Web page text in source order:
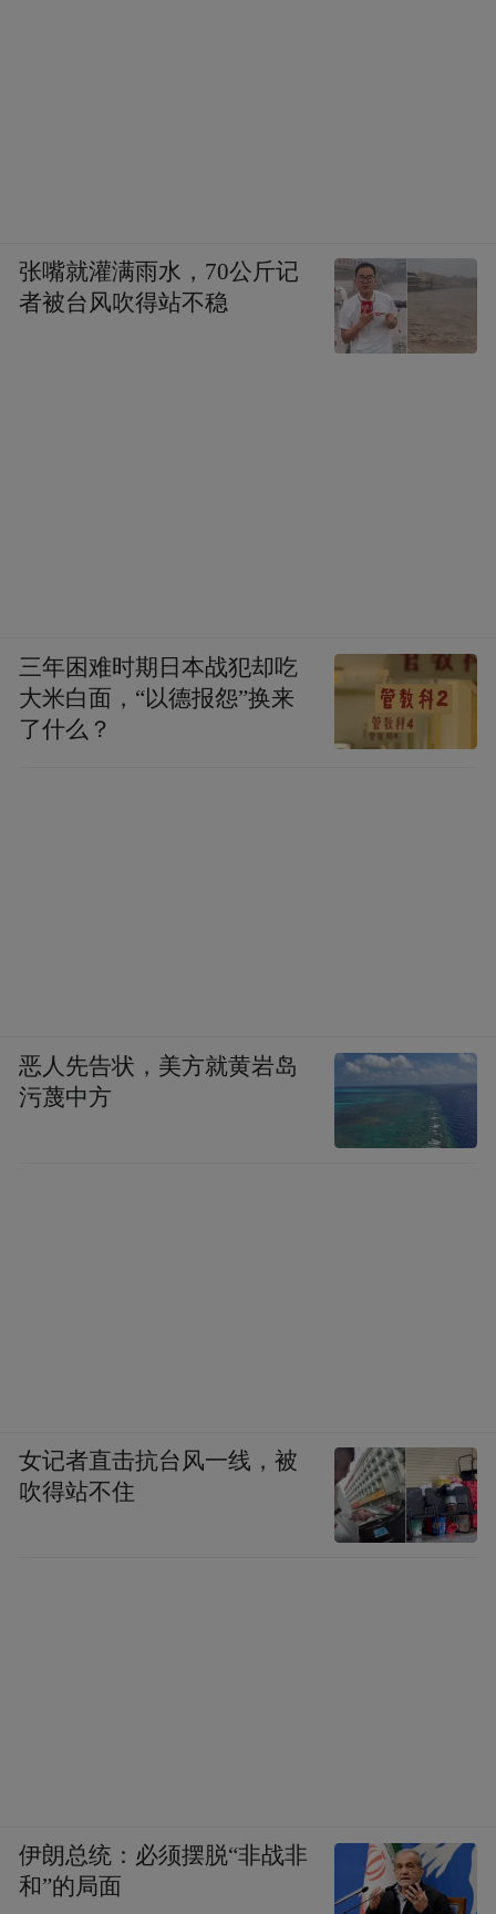
张嘴就灌满雨水，70公斤记
者被台风吹得站不稳
三年困难时期日本战犯却吃
大米白面，“以德报怨”换来
了什么？
恶人先告状，美方就黄岩岛
污蔑中方
女记者直击抗台风一线，被
吹得站不住
伊朗总统：必须摆脱“非战非
和”的局面